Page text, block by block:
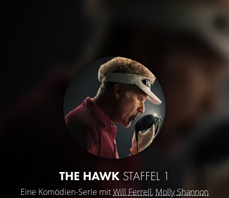
THE HAWK STAFFEL 1
Eine Komödien-Serie mitWill Ferrell, Molly Shannon